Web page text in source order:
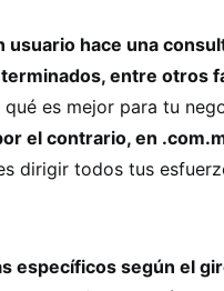
usuario hace una
entre otros
qué es mejor para tu
el contrario, en
dirigir todos tus
específicos según el